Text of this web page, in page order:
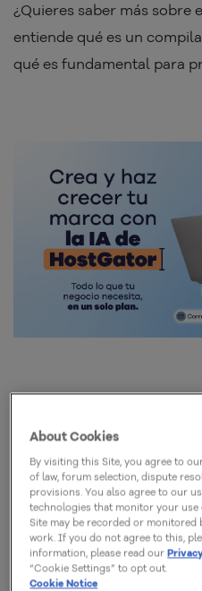
¿Quieres saber más sobre
entiende qué es un
qué es fundamental para
no
El compilador es una
prácticamente todas las
un programa. Élanaliza,
para que el sistema
About Cookies
By visiting this Site, you agree to
of law, forum selection, dispute
provisions. You also agree to our
technologies that monitor your
Site may be recorded or
work. If you do not agree to this,
information, please read our
“Cookie Settings” to opt out.
Cookie Notice